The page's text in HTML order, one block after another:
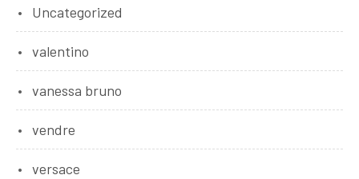
Uncategorized
valentino
vanessa bruno
vendre
versace